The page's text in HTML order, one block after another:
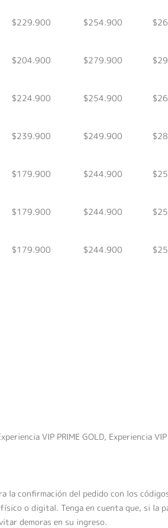
$229.900 $254.900
$204.900 $279.900
$224.900 $254.900
$239.900 $249.900
$179.900 $244.900
$179.900 $244.900
$179.900 $244.900
VIP PRIME GOLD, Experiencia
la confirmación del pedido con los
o digital. Tenga en cuenta que, si la
demoras en su ingreso.